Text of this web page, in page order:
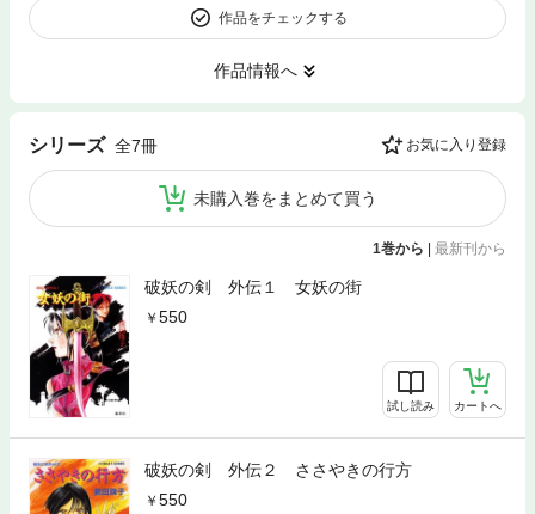
作品をチェックする
作品情報へ
シリーズ 全7冊 お気に入り登録
未購入巻をまとめて買う
1巻から | 最新刊から
破妖の剣 外伝１ 女妖の街
550
試し読み カートへ
破妖の剣 外伝２ ささやきの行方
550